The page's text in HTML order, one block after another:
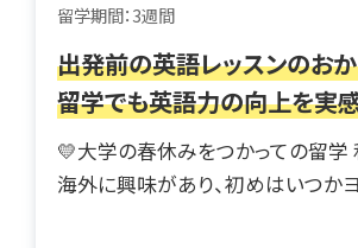
留学期間：3週間
出発前の英語レッスンのお
留学でも英語力の向上を実
💛大学の春休みをつかっての留学
海外に興味があり、初めはいつか